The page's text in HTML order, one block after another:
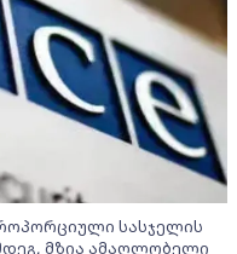
სასჯელის
მზია ამაღლობელი